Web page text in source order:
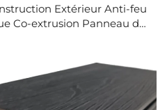
Extérieur Anti-feu
Co-extrusion Panneau de